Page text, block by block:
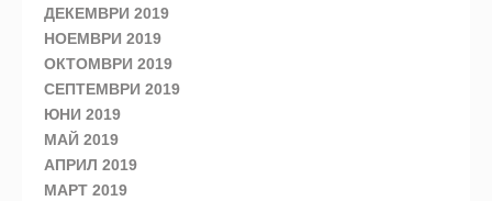
ДЕКЕМВРИ 2019
НОЕМВРИ 2019
ОКТОМВРИ 2019
СЕПТЕМВРИ 2019
ЮНИ 2019
МАЙ 2019
АПРИЛ 2019
МАРТ 2019